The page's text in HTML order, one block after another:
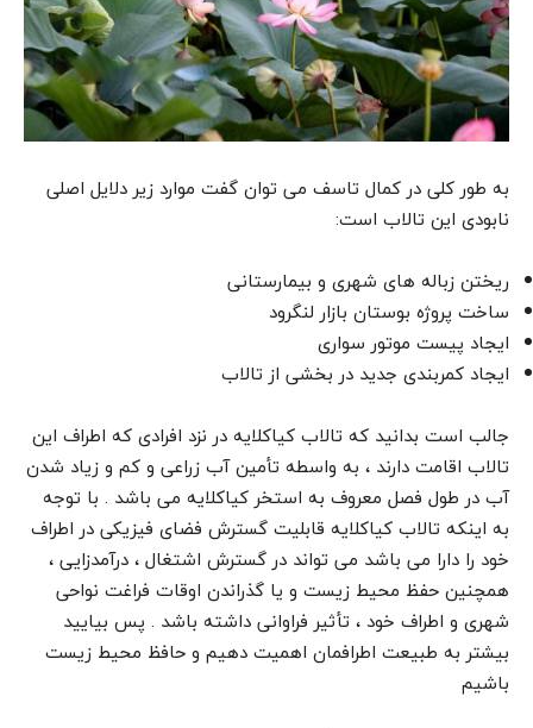
به طور کلی در کمال تاسف می توان گفت موارد زیر دلایل اصلی
نابودی این تالاب است:
ریختن زباله های شهری و بیمارستانی
ساخت پروژه بوستان بازار لنگرود
ایجاد پیست موتور سواری
ایجاد کمربندی جدید در بخشی از تالاب
جالب است بدانید که تالاب کیاکلایه در نزد افرادی که اطراف این
تالاب اقامت دارند ، به واسطه تأمین آب زراعی و کم و زیاد شدن
آب در طول فصل معروف به استخر کیاکلایه می باشد . با توجه
به اینکه تالاب کیاکلایه قابلیت گسترش فضای فیزیکی در اطراف
خود را دارا می باشد می تواند در گسترش اشتغال ، درآمدزایی ،
همچنین حفظ محیط زیست و یا گذراندن اوقات فراغت نواحی
شهری و اطراف خود ، تأثیر فراوانی داشته باشد . پس بیایید
بیشتر به طبیعت اطرافمان اهمیت دهیم و حافظ محیط زیست
باشیم